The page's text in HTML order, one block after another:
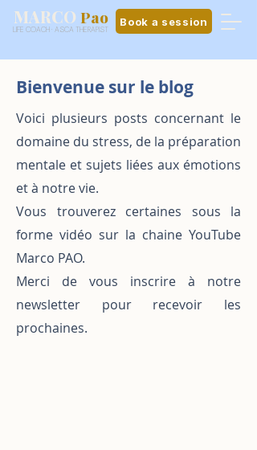
MARCO Pao
LIFE COACH · ASCA THERAPIST
Book a session
Bienvenue sur le blog
Voici plusieurs posts concernant le
domaine du stress, de la préparation
mentale et sujets liées aux émotions
et à notre vie.
Vous trouverez certaines sous la
forme vidéo sur la chaine YouTube
Marco PAO.
Merci de vous inscrire à notre
newsletter pour recevoir les
prochaines.